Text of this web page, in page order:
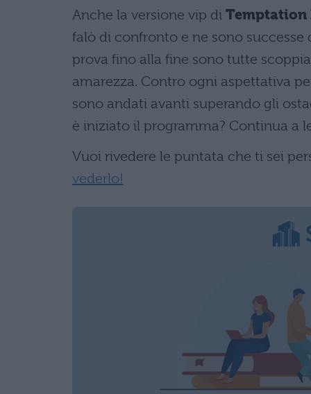
Anche la versione vip di Temptation
falò di confronto e ne sono
prova fino alla fine sono tutte
amarezza. Contro ogni aspettativa
sono andati avanti superando gli
è iniziato il programma? Continua a
Vuoi rivedere le puntata che ti sei
vederlo!